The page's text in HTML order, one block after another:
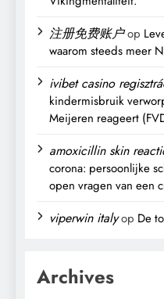
注册免费账户op
waarom steeds meer
ivibet casino
kindermisbruik
Meijeren reageert
amoxicillin skin
corona: persoonlijke
open vragen van een
viperwin italyop De
Archives